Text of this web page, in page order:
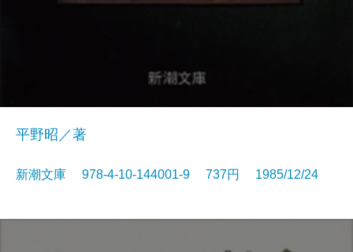
平野昭／著
新潮文庫 978-4-10-144001-9 737円 1985/12/24